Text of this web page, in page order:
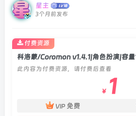
星主
3个月前发布
科洛蒙/Coromon v1.4.1|角色扮演|容
此内容为付费资源，请付费后查看
￥ 1
VIP 免费
付费资源